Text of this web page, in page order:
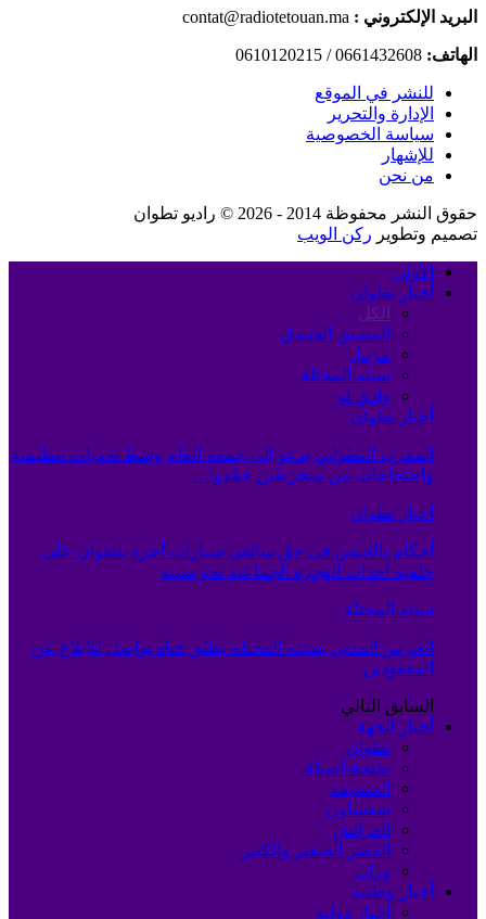
البريد الإلكتروني : contat@radiotetouan.ma
الهاتف: 0661432608 / 0610120215
للنشر في الموقع
الإدارة والتحرير
سياسة الخصوصية
للإشهار
من نحن
حقوق النشر محفوظة 2014 - 2026 © راديو تطوان
تصميم وتطوير ركن الويب
الأولى
أخبار تطوان
الكل
المضيق الفنيدق
مرتيل
سبته المحتلة
وادي لو
أخبار تطوان
المغرب التطواني يدعو إلى جمعه العام وسط تحديات تنظيمية
واحتجاجات من منخرطين جمّدوا…
أخبار تطوان
أحكام بالحبس في حق سائقي سيارات أجرة بتطوان على
خلفية أحداث الهجرة الجماعية نحو سبتة
سبته المحتلة
الحرس المدني بسبتة المحتلة يطلق قناة تواصل للإبلاغ عن
المفقودين
السابق التالي
أخبار الجهة
تطوان
طنجة-أصيلة
الحسيمة
شفشاون
العرائش
القصر الصغير والكبير
وزان
أخبار وطنية
أخبار دولية